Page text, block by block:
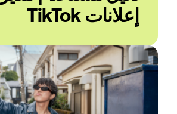
إعلانات TikTok